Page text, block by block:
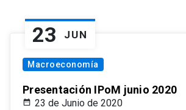
23 JUN
Macroeconomía
Presentación IPoM junio 2020
23 de Junio de 2020